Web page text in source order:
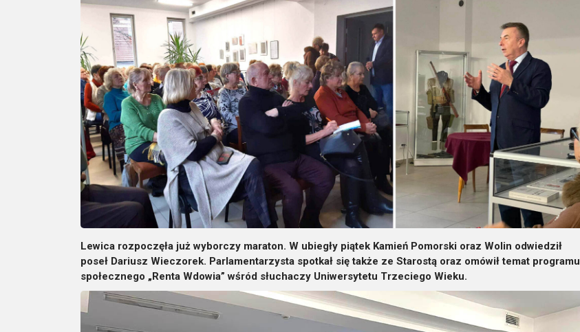
Lewica rozpoczęła już wyborczy maraton. W ubiegły piątek Kamień Pomorski oraz Wolin odwiedził
poseł Dariusz Wieczorek. Parlamentarzysta spotkał się także ze Starostą oraz omówił temat programu
społecznego „Renta Wdowia” wśród słuchaczy Uniwersytetu Trzeciego Wieku.